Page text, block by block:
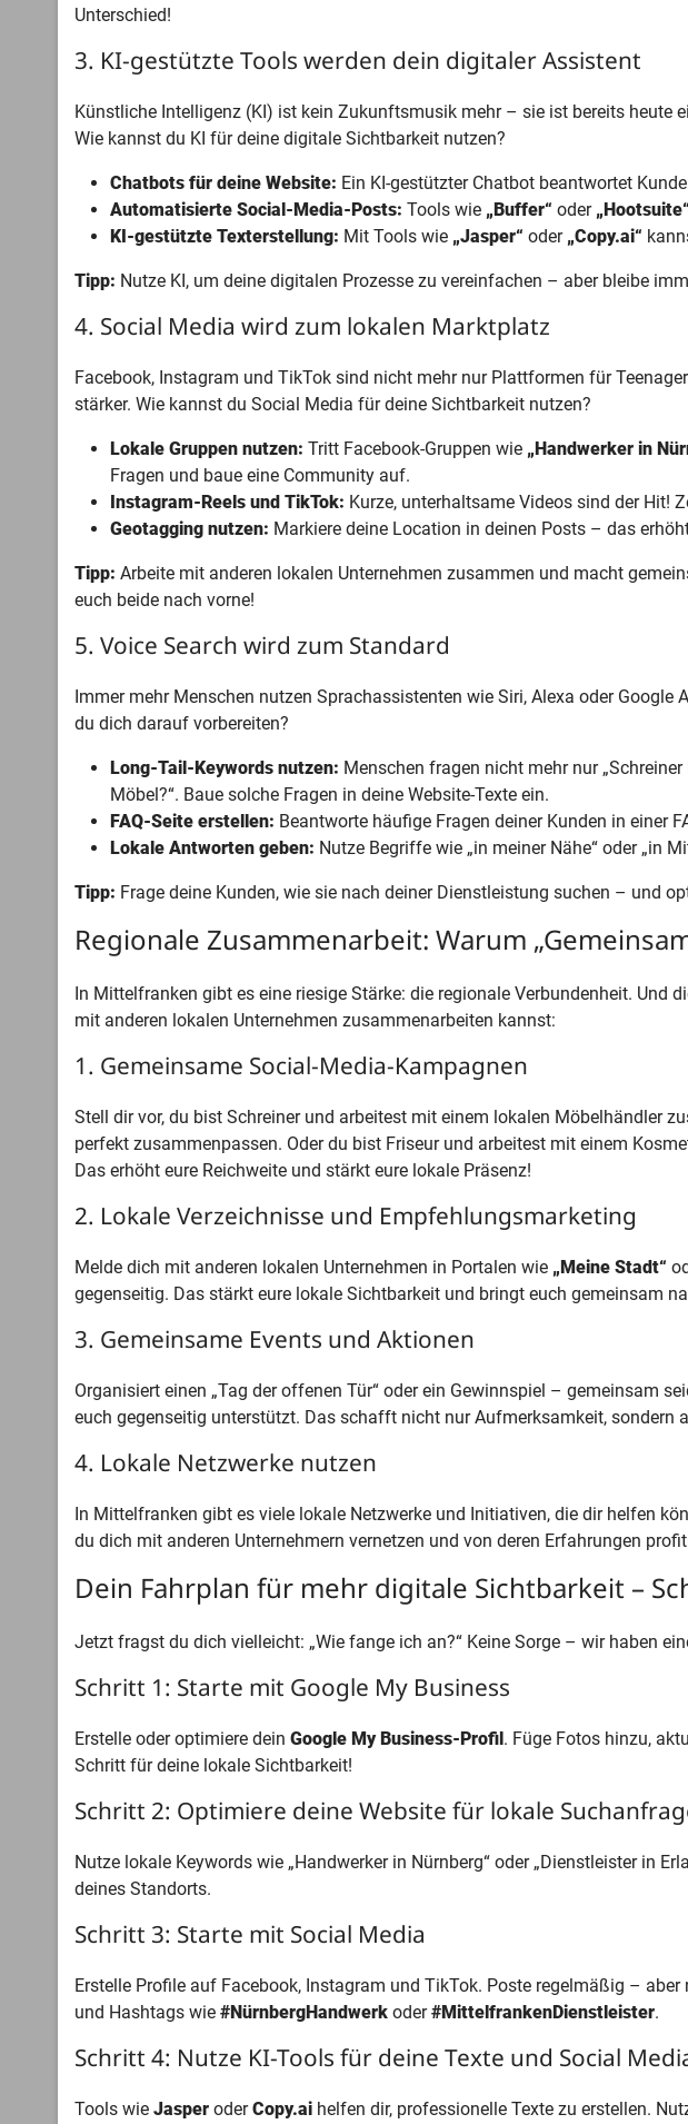
Unterschied!
3. KI-gestützte Tools werden dein digitaler Assistent
Künstliche Intelligenz (KI) ist kein Zukunftsmusik mehr – sie ist bereits heute
Wie kannst du KI für deine digitale Sichtbarkeit nutzen?
Chatbots für deine Website: Ein KI-gestützter Chatbot beantwortet
Automatisierte Social-Media-Posts: Tools wie „Buffer“ oder „Hootsuite“
KI-gestützte Texterstellung: Mit Tools wie „Jasper“ oder „Copy.ai“
Tipp: Nutze KI, um deine digitalen Prozesse zu vereinfachen – aber bleibe
4. Social Media wird zum lokalen Marktplatz
Facebook, Instagram und TikTok sind nicht mehr nur Plattformen für
stärker. Wie kannst du Social Media für deine Sichtbarkeit nutzen?
Lokale Gruppen nutzen: Tritt Facebook-Gruppen wie „Handwerker in
Fragen und baue eine Community auf.
Instagram-Reels und TikTok: Kurze, unterhaltsame Videos sind der Hit!
Geotagging nutzen: Markiere deine Location in deinen Posts – das
Tipp: Arbeite mit anderen lokalen Unternehmen zusammen und macht
euch beide nach vorne!
5. Voice Search wird zum Standard
Immer mehr Menschen nutzen Sprachassistenten wie Siri, Alexa oder
du dich darauf vorbereiten?
Long-Tail-Keywords nutzen: Menschen fragen nicht mehr nur
Möbel?“. Baue solche Fragen in deine Website-Texte ein.
FAQ-Seite erstellen: Beantworte häufige Fragen deiner Kunden in einer
Lokale Antworten geben: Nutze Begriffe wie „in meiner Nähe“ oder „in
Tipp: Frage deine Kunden, wie sie nach deiner Dienstleistung suchen – und
Regionale Zusammenarbeit: Warum
In Mittelfranken gibt es eine riesige Stärke: die regionale Verbundenheit. Und
mit anderen lokalen Unternehmen zusammenarbeiten kannst:
1. Gemeinsame Social-Media-Kampagnen
Stell dir vor, du bist Schreiner und arbeitest mit einem lokalen Möbelhändler
perfekt zusammenpassen. Oder du bist Friseur und arbeitest mit einem
Das erhöht eure Reichweite und stärkt eure lokale Präsenz!
2. Lokale Verzeichnisse und Empfehlungsmarketing
Melde dich mit anderen lokalen Unternehmen in Portalen wie „Meine Stadt“
gegenseitig. Das stärkt eure lokale Sichtbarkeit und bringt euch gemeinsam
3. Gemeinsame Events und Aktionen
Organisiert einen „Tag der offenen Tür“ oder ein Gewinnspiel – gemeinsam
euch gegenseitig unterstützt. Das schafft nicht nur Aufmerksamkeit, sondern
4. Lokale Netzwerke nutzen
In Mittelfranken gibt es viele lokale Netzwerke und Initiativen, die dir helfen
du dich mit anderen Unternehmern vernetzen und von deren Erfahrungen
Dein Fahrplan für mehr digitale Sichtbarkeit –
Jetzt fragst du dich vielleicht: „Wie fange ich an?“ Keine Sorge – wir haben
Schritt 1: Starte mit Google My Business
Erstelle oder optimiere dein Google My Business-Profil. Füge Fotos hinzu,
Schritt für deine lokale Sichtbarkeit!
Schritt 2: Optimiere deine Website für lokale
Nutze lokale Keywords wie „Handwerker in Nürnberg“ oder „Dienstleister in
deines Standorts.
Schritt 3: Starte mit Social Media
Erstelle Profile auf Facebook, Instagram und TikTok. Poste regelmäßig –
und Hashtags wie #NürnbergHandwerk oder#MittelfrankenDienstleister.
Schritt 4: Nutze KI-Tools für deine Texte und Social
Tools wie Jasper oderCopy.ai helfen dir, professionelle Texte zu erstellen.